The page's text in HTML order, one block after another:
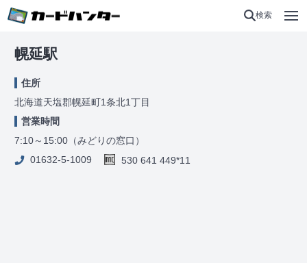
検索
幌延駅
住所
北海道天塩郡幌延町1条北1丁目
営業時間
7:10～15:00（みどりの窓口）
01632-5-1009
530 641 449*11